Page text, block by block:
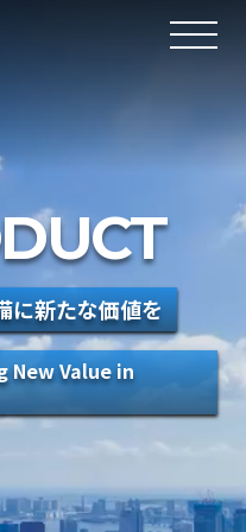
に新たな価値を
New Value in